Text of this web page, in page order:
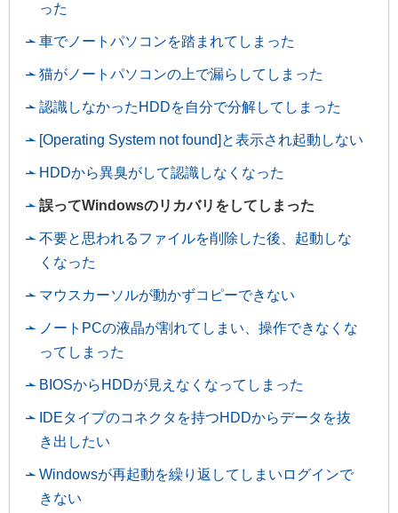
った
車でノートパソコンを踏まれてしまった
猫がノートパソコンの上で漏らしてしまった
認識しなかったHDDを自分で分解してしまった
[Operating System not found]と表示され起動しない
HDDから異臭がして認識しなくなった
誤ってWindowsのリカバリをしてしまった
不要と思われるファイルを削除した後、起動しな
くなった
マウスカーソルが動かずコピーできない
ノートPCの液晶が割れてしまい、操作できなくな
ってしまった
BIOSからHDDが見えなくなってしまった
IDEタイプのコネクタを持つHDDからデータを抜
き出したい
Windowsが再起動を繰り返してしまいログインで
きない